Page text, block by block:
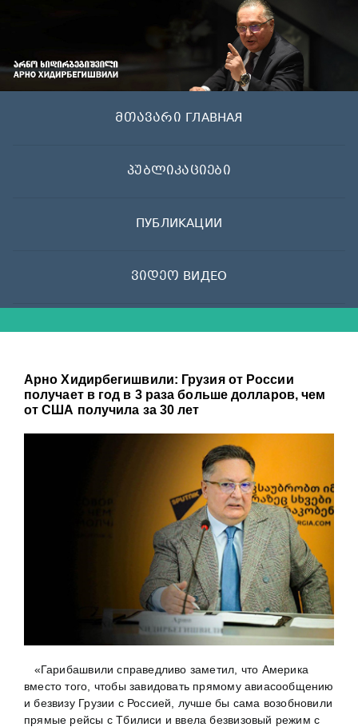
მთავარი ГЛАВНАЯ
პუბლიკაციები
ПУБЛИКАЦИИ
ვიდეო ВИДЕО
Арно Хидирбегишвили: Грузия от России
получает в год в 3 раза больше долларов, чем
от США получила за 30 лет
«Гарибашвили справедливо заметил, что Америка
вместо того, чтобы завидовать прямому авиасообщению
и безвизу Грузии с Россией, лучше бы сама возобновили
прямые рейсы с Тбилиси и ввела безвизовый режим с